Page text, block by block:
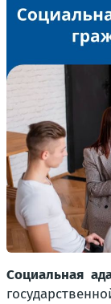
Социальная